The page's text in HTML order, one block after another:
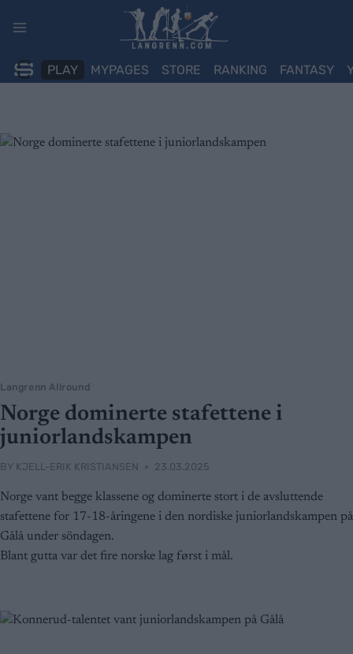
PLAY MYPAGES STORE RANKING FANTASY
Langrenn Allround
Norge dominerte stafettene i
juniorlandskampen
BY KJELL-ERIK KRISTIANSEN 23.03.2025
Norge vant begge klassene og dominerte stort i de avsluttende
stafettene for 17-18-åringene i den nordiske juniorlandskampen på
Gålå under söndagen.
Blant gutta var det fire norske lag først i mål.